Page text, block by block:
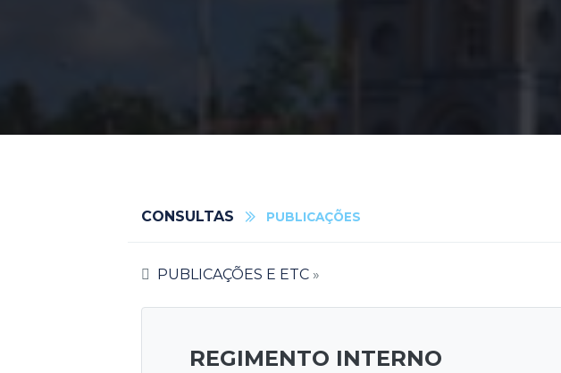
CONSULTAS PUBLICAÇÕES
PUBLICAÇÕES E ETC»
REGIMENTO INTERNO